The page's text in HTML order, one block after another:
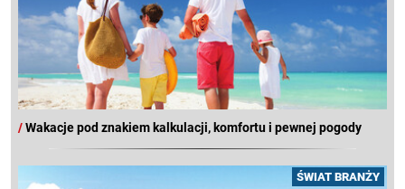
/Wakacje pod znakiem kalkulacji, komfortu i pewnej pogody
ŚWIAT BRANŻY